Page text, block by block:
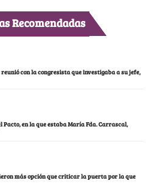
Recomendadas
reunió con la congresista que investigaba a su jefe,
en la que estaba María Fda. Carrascal,
más opción que criticar la puerta por la que